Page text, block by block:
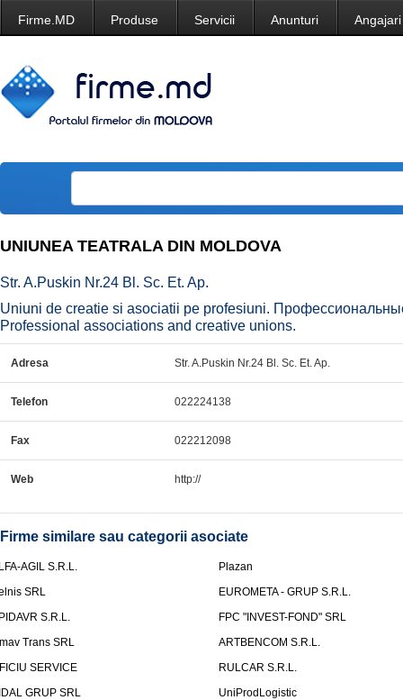
Firme.MD Produse Servicii Anunturi Angajari
UNIUNEA TEATRALA DIN MOLDOVA
Str. A.Puskin Nr.24 Bl. Sc. Et. Ap.
Uniuni de creatie si asociatii pe profesiuni.
Professional associations and creative unions.
Adresa Str. A.Puskin Nr.24 Bl. Sc. Et. Ap.
Telefon 022224138
Fax 022212098
Web http://
Firme similare sau categorii asociate
AGIL S.R.L.
Plazan
SRL
EUROMETA - GRUP S.R.L.
S.R.L.
FPC "INVEST-FOND" SRL
Trans SRL
ARTBENCOM S.R.L.
SERVICE
RULCAR S.R.L.
GRUP SRL
UniProdLogistic